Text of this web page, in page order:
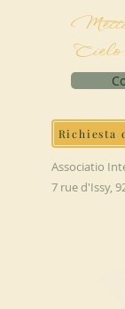
Cielo
Richiesta
Associatio
7 rue d'Issy,